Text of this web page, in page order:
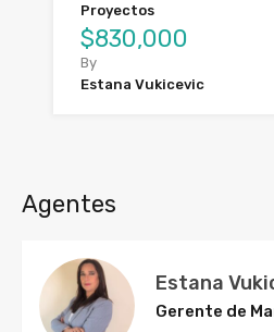
Proyectos
$830,000
By
Estana Vukicevic
Agentes
Estana
Gerente de